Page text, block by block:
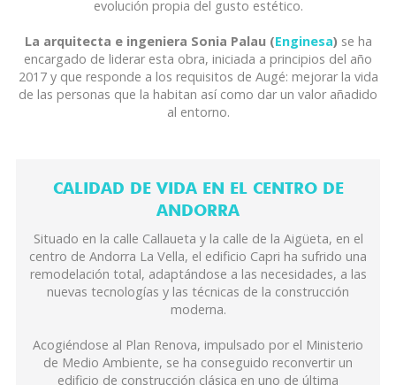
evolución propia del gusto estético.
La arquitecta e ingeniera Sonia Palau (Enginesa) se ha
encargado de liderar esta obra, iniciada a principios del año
2017 y que responde a los requisitos de Augé: mejorar la vida
de las personas que la habitan así como dar un valor añadido
al entorno.
CALIDAD DE VIDA EN EL CENTRO DE
ANDORRA
Situado en la calle Callaueta y la calle de la Aigüeta, en el
centro de Andorra La Vella, el edificio Capri ha sufrido una
remodelación total, adaptándose a las necesidades, a las
nuevas tecnologías y las técnicas de la construcción
moderna.
Acogiéndose al Plan Renova, impulsado por el Ministerio
de Medio Ambiente, se ha conseguido reconvertir un
edificio de construcción clásica en uno de última